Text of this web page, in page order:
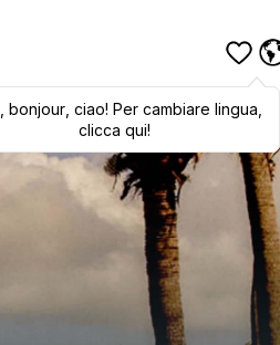
Hola,bonjour,ciao! To switch
languages, click here!
bonjour, ciao! Per cambiare lingua,
clicca qui!